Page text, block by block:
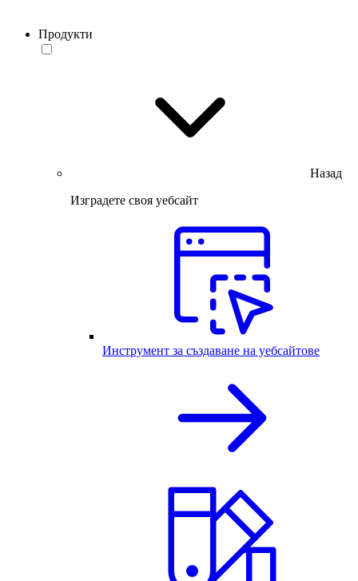
Продукти
Назад
Изградете своя уебсайт
Инструмент за създаване на уебсайтове